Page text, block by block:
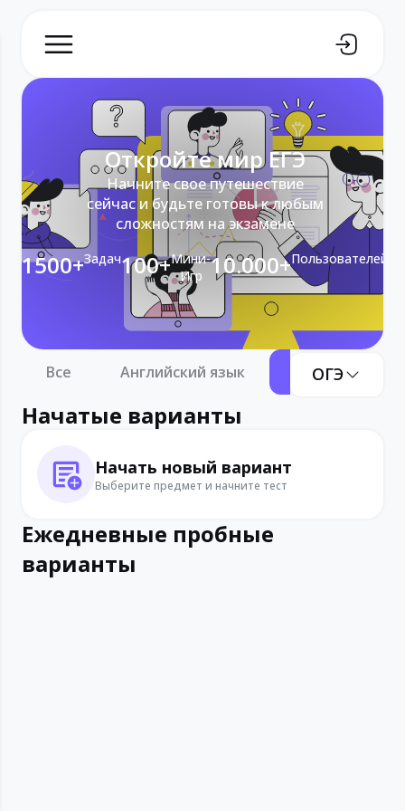
Откройте мир ЕГЭ
Начните свое путешествие
сейчас и будьте готовы к любым
сложностям на экзамене
1500+Задач100+Мини-
Игр 10.000+Пользователей
Все Английский язык Информатика
ОГЭ
Начатые варианты
Начать новый вариант
Выберите предмет и начните тест
Ежедневные пробные
варианты